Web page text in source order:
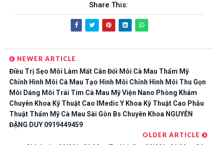
Share This:
NEWER ARTICLE
Điều Trị Sẹo Môi Làm Mất Cân Đối Môi Cà Mau Thẩm Mỹ
Chỉnh Hình Môi Cà Mau Tạo Hình Môi Chỉnh Hình Môi Thu Gọn
Môi Dáng Môi Trái Tim Cà Mau Mỹ Viện Nano Phòng Khám
Chuyên Khoa Kỹ Thuật Cao IMedic Y Khoa Kỹ Thuật Cao Phẫu
Thuật Thẩm Mỹ Cà Mau Sài Gòn Bs Chuyên Khoa NGUYỄN
ĐẶNG DUY 0919449459
OLDER ARTICLE